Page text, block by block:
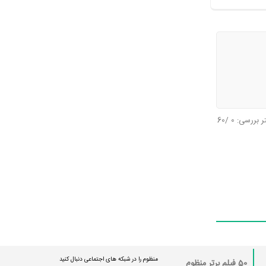
بررسی: 0
/60
منظوم را در شبکه های اجتماعی دنبال کنید